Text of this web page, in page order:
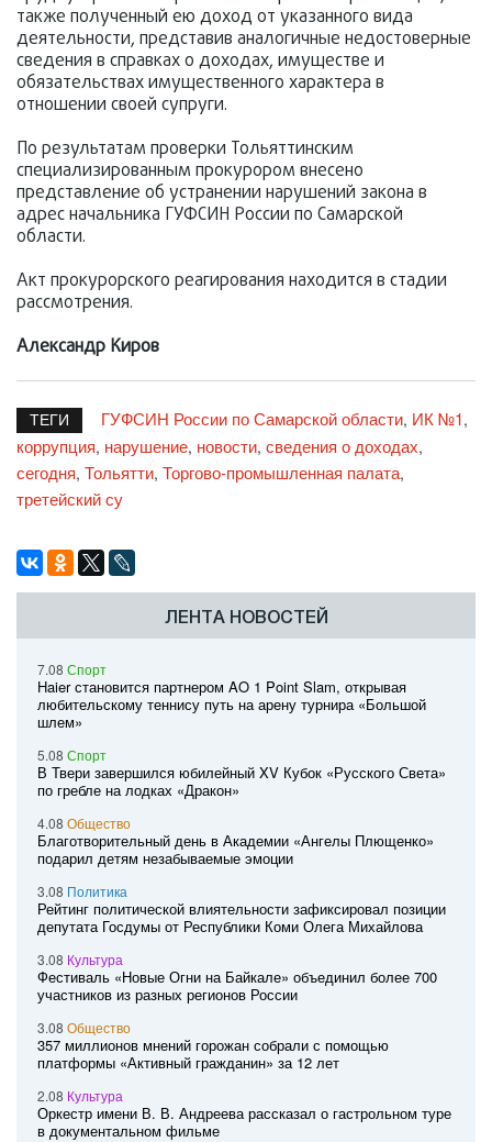
также полученный ею доход от указанного вида
деятельности, представив аналогичные недостоверные
сведения в справках о доходах, имуществе и
обязательствах имущественного характера в
отношении своей супруги.
По результатам проверки Тольяттинским
специализированным прокурором внесено
представление об устранении нарушений закона в
адрес начальника ГУФСИН России по Самарской
области.
Акт прокурорского реагирования находится в стадии
рассмотрения.
Александр Киров
ТЕГИ ГУФСИН России по Самарской области, ИК №1,
коррупция, нарушение, новости, сведения о доходах,
сегодня, Тольятти, Торгово-промышленная палата,
третейский су
ЛЕНТА НОВОСТЕЙ
7.08 Спорт
Haier становится партнером AO 1 Point Slam, открывая
любительскому теннису путь на арену турнира «Большой
шлем»
5.08 Спорт
В Твери завершился юбилейный XV Кубок «Русского Света»
по гребле на лодках «Дракон»
4.08 Общество
Благотворительный день в Академии «Ангелы Плющенко»
подарил детям незабываемые эмоции
3.08 Политика
Рейтинг политической влиятельности зафиксировал позиции
депутата Госдумы от Республики Коми Олега Михайлова
3.08 Культура
Фестиваль «Новые Огни на Байкале» объединил более 700
участников из разных регионов России
3.08 Общество
357 миллионов мнений горожан собрали с помощью
платформы «Активный гражданин» за 12 лет
2.08 Культура
Оркестр имени В. В. Андреева рассказал о гастрольном туре
в документальном фильме